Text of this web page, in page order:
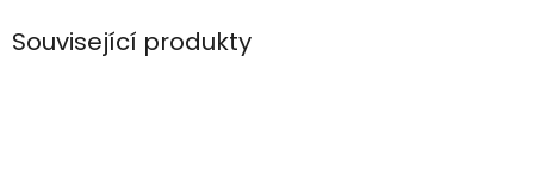
Související produkty